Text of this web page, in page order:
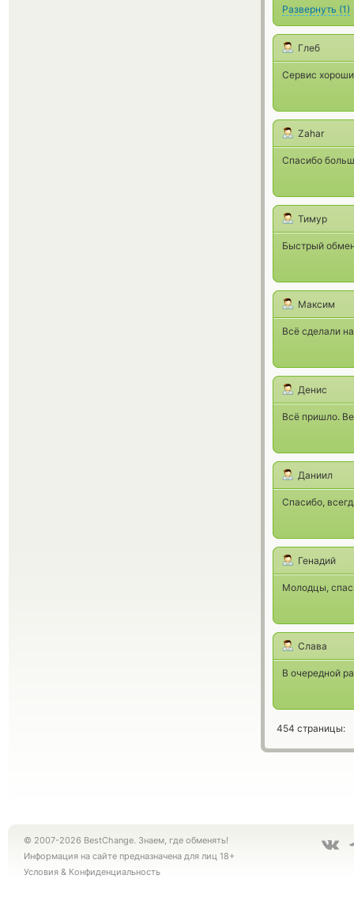
Развернуть (1)
Глеб
Сервис
Zahar
Спасибо
Тимур
Быстрый
Максим
Всё сделали
Денис
Всё пришло.
Даниил
Спасибо,
Генадий
Молодцы,
Слава
В очередной
454 страницы:
© 2007-2026 BestChange. Знаем, где обменять!
Информация на сайте предназначена для лиц 18+
Условия & Конфиденциальность